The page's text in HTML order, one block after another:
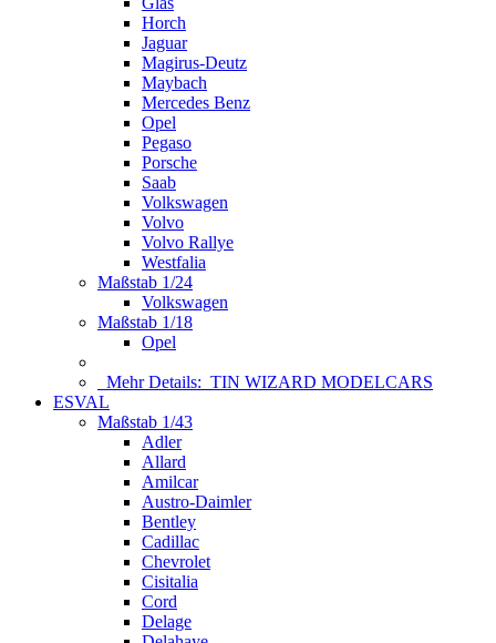
Horch
Jaguar
Magirus-Deutz
Maybach
Mercedes Benz
Opel
Pegaso
Porsche
Saab
Volkswagen
Volvo
Volvo Rallye
Westfalia
Maßstab 1/24
Volkswagen
Maßstab 1/18
Opel
Mehr Details: TIN WIZARD MODELCARS
ESVAL
Maßstab 1/43
Adler
Allard
Amilcar
Austro-Daimler
Bentley
Cadillac
Chevrolet
Cisitalia
Cord
Delage